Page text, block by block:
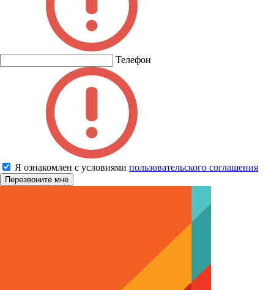
Телефон
Я ознакомлен с условиями пользовательского соглашения